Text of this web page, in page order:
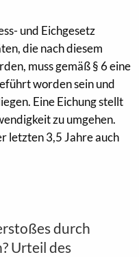
und Eichgesetz
die nach diesem
muss gemäß § 6 eine
worden sein und
Eine Eichung stellt
zu umgehen.
letzten 3,5 Jahre auch
durch
Urteil des